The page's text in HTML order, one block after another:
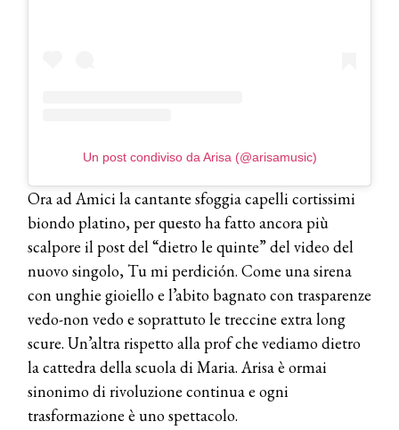
Un post condiviso da Arisa (@arisamusic)
Ora ad Amici la cantante sfoggia capelli cortissimi
biondo platino, per questo ha fatto ancora più
scalpore il post del “dietro le quinte” del video del
nuovo singolo, Tu mi perdición. Come una sirena
con unghie gioiello e l’abito bagnato con trasparenze
vedo-non vedo e soprattuto le treccine extra long
scure. Un’altra rispetto alla prof che vediamo dietro
la cattedra della scuola di Maria. Arisa è ormai
sinonimo di rivoluzione continua e ogni
trasformazione è uno spettacolo.
Continua la carrellata di look firmati
TONI&GUY
A Natale regala una doppia
TONI&GUY “Feel Good Experience”!
TONI&GUY
LABEL.M lancia la sua innovativa ed
eco-sostenibile linea di prodotti
professionali
DAVINES
Davines presenta cofanetti beauty